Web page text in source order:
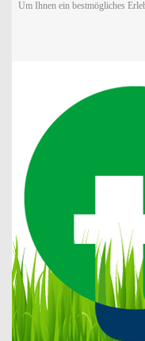
Um Ihnen ein bestmögliches